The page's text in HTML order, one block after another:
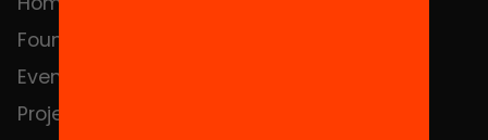
Foundation
Events
Projects